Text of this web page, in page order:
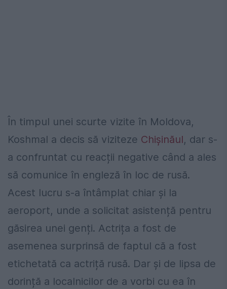
În timpul unei scurte vizite în Moldova,
Koshmal a decis să viziteze Chișinăul, dar s-
a confruntat cu reacții negative când a ales
să comunice în engleză în loc de rusă.
Acest lucru s-a întâmplat chiar și la
aeroport, unde a solicitat asistență pentru
găsirea unei genți. Actrița a fost de
asemenea surprinsă de faptul că a fost
etichetată ca actriță rusă. Dar și de lipsa de
dorință a localnicilor de a vorbi cu ea în